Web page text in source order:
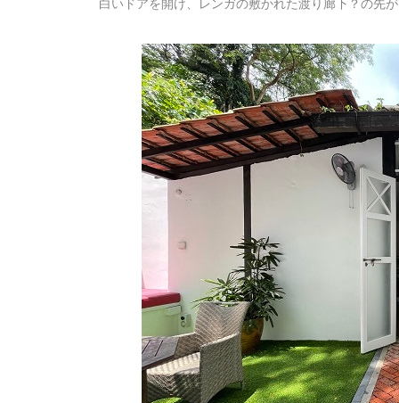
白いドアを開け、レンガの敷かれた渡り廊下？の先